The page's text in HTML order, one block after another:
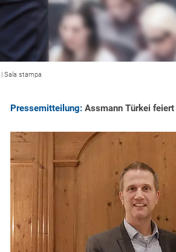
| Sala stampa
Pressemitteilung: Assmann Türkei